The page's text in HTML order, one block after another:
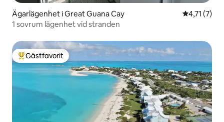
Ägarlägenhet i Great Guana Cay 4,71 av 5 i
4,71 (7)
1 sovrum lägenhet vid stranden
Populär gästfavorit
Gästfavorit